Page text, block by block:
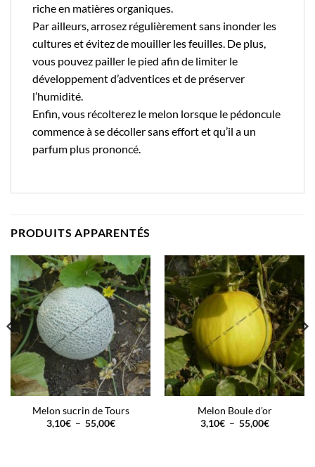
riche en matières organiques.
Par ailleurs, arrosez régulièrement sans inonder les
cultures et évitez de mouiller les feuilles. De plus,
vous pouvez pailler le pied afin de limiter le
développement d’adventices et de préserver
l’humidité.
Enfin, vous récolterez le melon lorsque le pédoncule
commence à se décoller sans effort et qu’il a un
parfum plus prononcé.
PRODUITS APPARENTÉS
Melon sucrin de Tours
3,10€ – 55,00€Plage
Melon Boule d’or
3,10€ – 55,00€Plage